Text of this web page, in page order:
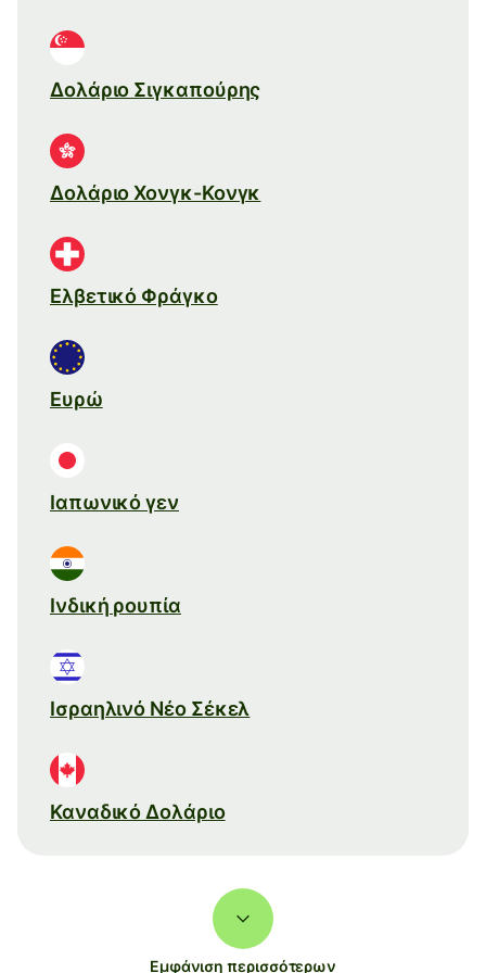
Δολάριο Σιγκαπούρης
Δολάριο Χονγκ-Κονγκ
Ελβετικό Φράγκο
Ευρώ
Ιαπωνικό γεν
Ινδική ρουπία
Ισραηλινό Νέο Σέκελ
Καναδικό Δολάριο
Εμφάνιση περισσότερων